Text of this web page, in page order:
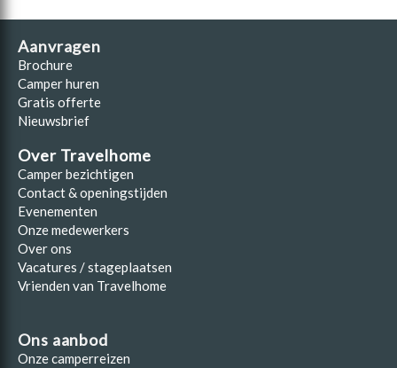
Aanvragen
Brochure
Camper huren
Gratis offerte
Nieuwsbrief
Over Travelhome
Camper bezichtigen
Contact & openingstijden
Evenementen
Onze medewerkers
Over ons
Vacatures / stageplaatsen
Vrienden van Travelhome
Ons aanbod
Onze camperreizen